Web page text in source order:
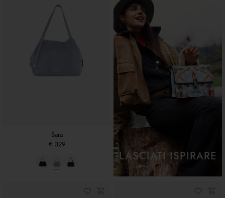
Sara
€ 329
LASCIATI ISPIRARE